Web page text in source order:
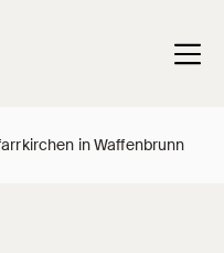
in Waffenbrunn